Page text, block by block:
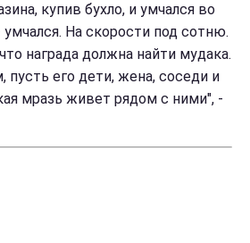
купив бухло, и умчался во
На скорости под сотню.
награда должна найти мудака.
пусть его дети, жена, соседи и
мразь живет рядом с ними", -